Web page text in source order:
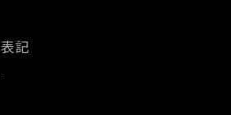
記